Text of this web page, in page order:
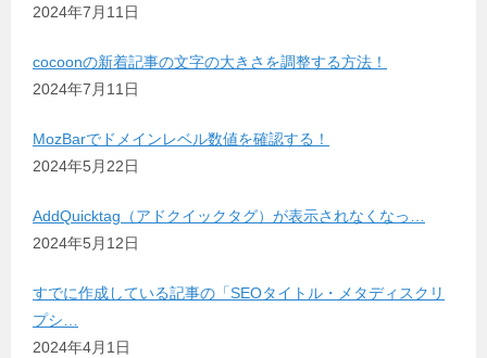
2024年7月11日
cocoonの新着記事の文字の大きさを調整する方法！
2024年7月11日
MozBarでドメインレベル数値を確認する！
2024年5月22日
AddQuicktag（アドクイックタグ）が表示されなくなっ…
2024年5月12日
すでに作成している記事の「SEOタイトル・メタディスクリ
プシ…
2024年4月1日